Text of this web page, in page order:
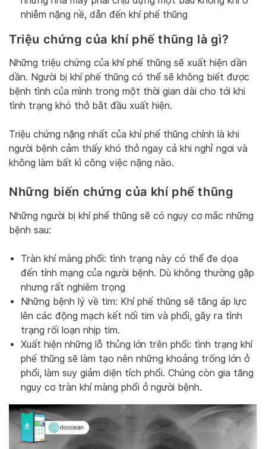
nhiễm nặng nề, dẫn đến khí phế thũng
Triệu chứng của khí phế thũng là gì?
Những triệu chứng của khí phế thũng sẽ xuất hiện dần
dần. Người bị khí phế thũng có thể sẽ không biết được
bệnh tình của mình trong một thời gian dài cho tới khi
tình trạng khó thở bắt đầu xuất hiện.
Triệu chứng nặng nhất của khí phế thũng chính là khi
người bệnh cảm thấy khó thở ngay cả khi nghỉ ngơi và
không làm bất kì công việc nặng nào.
Những biến chứng của khí phế thũng
Những người bị khí phế thũng sẽ có nguy cơ mắc những
bệnh sau:
Tràn khí màng phổi: tình trạng này có thể đe dọa
đến tính mạng của người bệnh. Dù không thường gặp
nhưng rất nghiêm trọng
Những bệnh lý về tim: Khí phế thũng sẽ tăng áp lực
lên các động mạch kết nối tim và phổi, gây ra tình
trạng rối loạn nhịp tim.
Xuất hiện những lỗ thủng lớn trên phổi: tình trạng khí
phế thũng sẽ làm tạo nên những khoảng trống lớn ở
phổi, làm suy giảm diện tích phổi. Chúng còn gia tăng
nguy cơ tràn khí màng phổi ở người bệnh.